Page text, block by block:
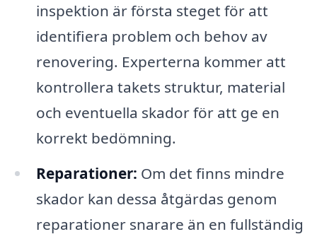
inspektion är första steget för att
identifiera problem och behov av
renovering. Experterna kommer att
kontrollera takets struktur, material
och eventuella skador för att ge en
korrekt bedömning.
Reparationer: Om det finns mindre
skador kan dessa åtgärdas genom
reparationer snarare än en fullständig